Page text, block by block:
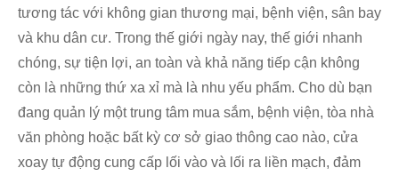
tương tác với không gian thương mại, bệnh viện, sân bay
và khu dân cư. Trong thế giới ngày nay, thế giới nhanh
chóng, sự tiện lợi, an toàn và khả năng tiếp cận không
còn là những thứ xa xỉ mà là nhu yếu phẩm. Cho dù bạn
đang quản lý một trung tâm mua sắm, bệnh viện, tòa nhà
văn phòng hoặc bất kỳ cơ sở giao thông cao nào, cửa
xoay tự động cung cấp lối vào và lối ra liền mạch, đảm